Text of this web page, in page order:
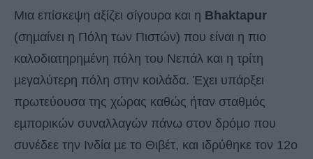
Μια επίσκεψη αξίζει σίγουρα και η Bhaktapur
(σηµαίνει η Πόλη των Πιστών) που είναι η πιο
καλοδιατηρηµένη πόλη του Νεπάλ και η τρίτη
µεγαλύτερη πόλη στην κοιλάδα. Έχει υπάρξει
πρωτεύουσα της χώρας καθώς ήταν σταθµός
εµπορικών συναλλαγών πάνω στον δρόµο που
συνέδεε την Iνδία µε το Θιβέτ, και ιδρύθηκε τον 12ο